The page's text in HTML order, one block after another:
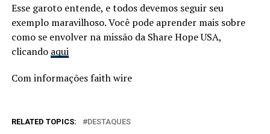
Esse garoto entende, e todos devemos seguir seu
exemplo maravilhoso. Você pode aprender mais sobre
como se envolver na missão da Share Hope USA,
clicando aqui
Com informações faith wire
RELATED TOPICS: DESTAQUES